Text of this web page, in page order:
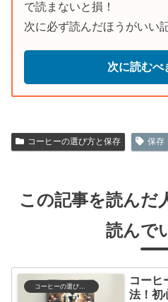
で読まないと損！
次に必ず読んだほうがいい
次に読むべ
コーヒーの選び方と保存 保存
この記事を読んだ
読んで
コーヒーの選び方と保存
コーヒ
法！初